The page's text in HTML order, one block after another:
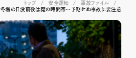
トップ 安全運転
事故ファイル
冬場の日没前後は魔の時間帯…予期せぬ事故に要注意